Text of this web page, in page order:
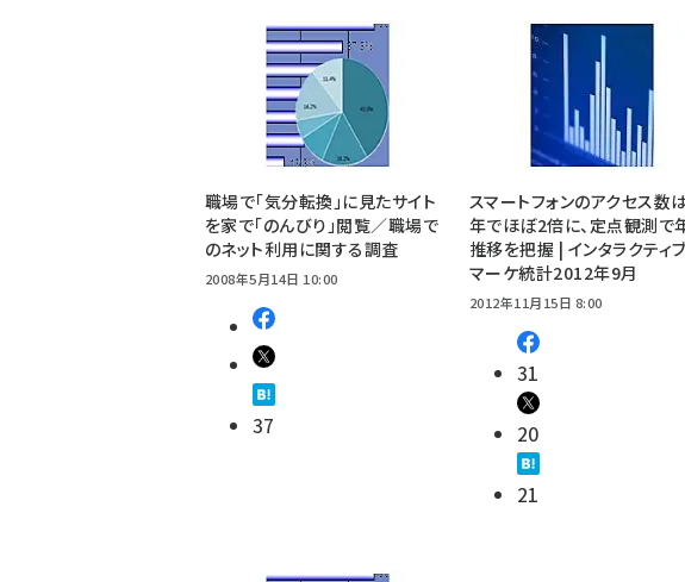
職場で「気分転換」に見たサイト
を家で「のんびり」閲覧／職場で
のネット利用に関する調査
2008年5月14日 10:00
37
スマートフォンのアクセス数
年でほぼ2倍に、定点観測で
推移を把握 | インタラクティ
マーケ統計2012年9月
2012年11月15日 8:00
31
20
21